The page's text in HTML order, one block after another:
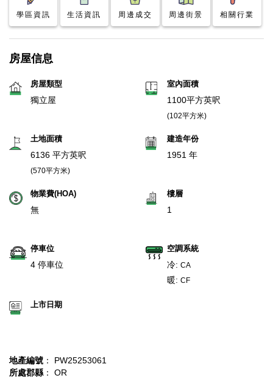
學區資訊 生活資訊 周邊成交 周邊街景 相關行業
房屋信息
房屋類型
獨立屋
室內面積
1100平方英呎
(102平方米)
土地面積
6136 平方英呎
(570平方米)
建造年份
1951 年
物業費(HOA)
無
樓層
1
停車位
4 停車位
空調系統
冷: CA
暖: CF
上市日期
地產編號 ： PW25253061
所處郡縣 ： OR